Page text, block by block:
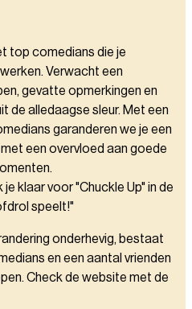
top comedians die je
Verwacht een
gevatte opmerkingen en
de alledaagse sleur. Met een
garanderen we je een
een overvloed aan goede
klaar voor "Chuckle Up" in de
speelt!"
onderhevig, bestaat
en een aantal vrienden
Check de website met de